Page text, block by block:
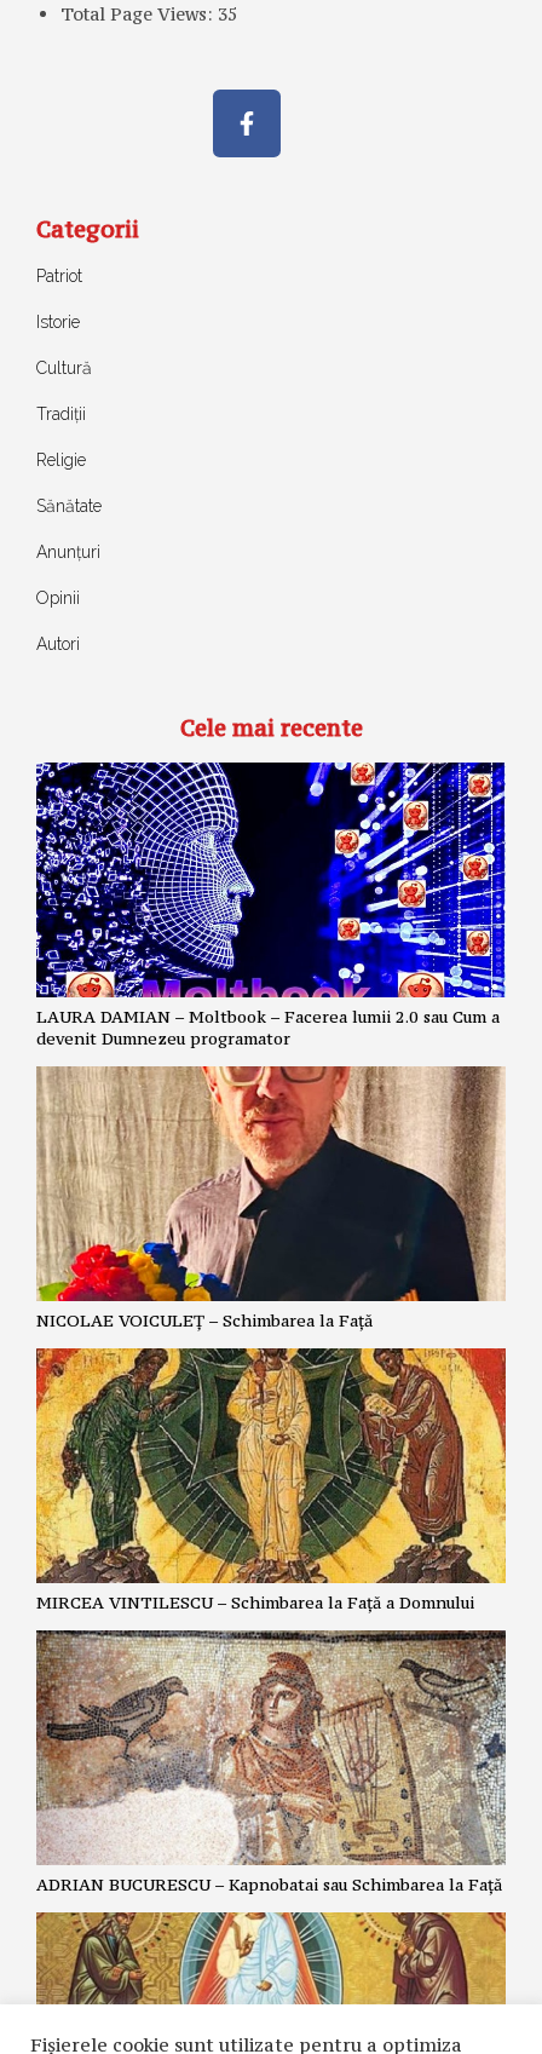
Total Page Views: 35
Categorii
Patriot
Istorie
Cultură
Tradiții
Religie
Sănătate
Anunțuri
Opinii
Autori
Cele mai recente
LAURA DAMIAN – Moltbook – Facerea lumii 2.0 sau Cum a
devenit Dumnezeu programator
NICOLAE VOICULEȚ – Schimbarea la Față
MIRCEA VINTILESCU – Schimbarea la Față a Domnului
ADRIAN BUCURESCU – Kapnobatai sau Schimbarea la Față
Fișierele cookie sunt utilizate pentru a optimiza